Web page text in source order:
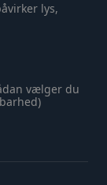
lys,
vælger du